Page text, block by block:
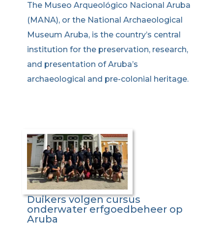
The Museo Arqueológico Nacional Aruba
(MANA), or the National Archaeological
Museum Aruba, is the country’s central
institution for the preservation, research,
and presentation of Aruba’s
archaeological and pre-colonial heritage.
Duikers volgen cursus
onderwater erfgoedbeheer op
Aruba